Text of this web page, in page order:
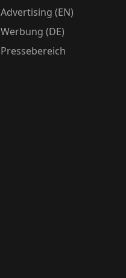
Advertising (EN)
Werbung (DE)
Pressebereich